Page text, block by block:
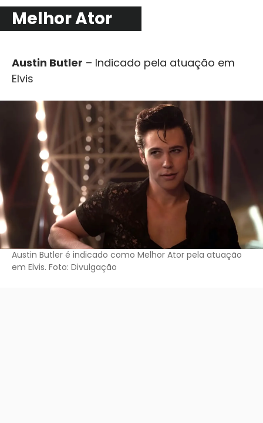
Melhor Ator
Austin Butler – Indicado pela atuação em
Elvis
Austin Butler é indicado como Melhor Ator pela atuação
em Elvis. Foto: Divulgação